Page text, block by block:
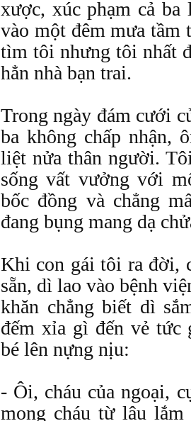
xược, xúc phạm cả
vào một đêm mưa tầm
tìm tôi nhưng tôi nhất
hẳn nhà bạn trai.
Trong ngày đám cưới
ba không chấp nhận,
liệt nửa thân người.
sống vất vưởng với
bốc đồng và chẳng
đang bụng mang dạ
Khi con gái tôi ra đời,
sẵn, dì lao vào bệnh
khăn chẳng biết dì
đếm xỉa gì đến vẻ tức
bé lên nựng nịu:
- Ôi, cháu của ngoại,
mong cháu từ lâu